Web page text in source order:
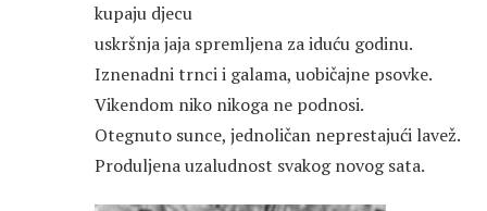
kupaju djecu
uskršnja jaja spremljena za iduću godinu.
Iznenadni trnci i galama, uobičajne psovke.
Vikendom niko nikoga ne podnosi.
Otegnuto sunce, jednoličan neprestajući lavež.
Produljena uzaludnost svakog novog sata.